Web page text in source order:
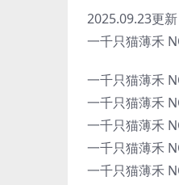
2025.09.23更新
一千只猫薄禾
一千只猫薄禾
一千只猫薄禾
一千只猫薄禾
一千只猫薄禾
一千只猫薄禾